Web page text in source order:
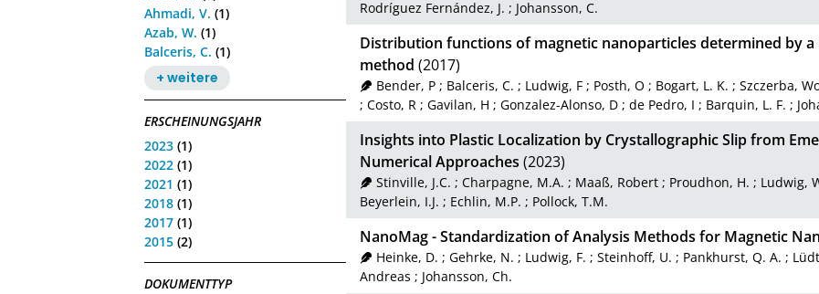
Ahmadi, V. (1)
Azab, W. (1)
Balceris, C. (1)
+ weitere
ERSCHEINUNGSJAHR
2023 (1)
2022 (1)
2021 (1)
2018 (1)
2017 (1)
2015 (2)
DOKUMENTTYP
Rodríguez Fernández, J. ; Johansson, C.
Distribution functions of magnetic nanoparticles determined by
method (2017)
Bender, P ; Balceris, C. ; Ludwig, F ; Posth, O ; Bogart, L. K. ;Szczerba,
; Costo, R; Gavilan, H ; Gonzalez-Alonso, D; de Pedro, I ; Barquin, L. F. ;
Insights into Plastic Localization by Crystallographic Slip from
Numerical Approaches (2023)
Stinville, J.C. ;Charpagne, M.A. ; Maaß, Robert ; Proudhon, H. ; Ludwig,
Beyerlein, I.J. ; Echlin, M.P. ; Pollock, T.M.
NanoMag - Standardization of Analysis Methods for Magnetic
Heinke, D. ;Gehrke, N. ; Ludwig, F. ;Steinhoff, U. ; Pankhurst, Q. A. ;
Andreas ; Johansson, Ch.